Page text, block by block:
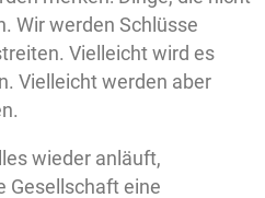
Wir werden Schlüsse
Vielleicht wird es
Vielleicht werden aber
wieder anläuft,
Gesellschaft eine